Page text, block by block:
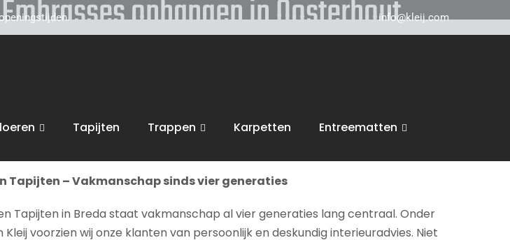
info@kleij.com
Tapijten Trappen Karpetten Entreematten
ophangen in Oosterhout
of tapijten, tot zonwering, trappen en vloeren. Wij voeren dan ook
Tapijten – Vakmanschap sinds vier generaties
Tapijten in Breda staat vakmanschap al vier generaties lang centraal. Onder
Kleij voorzien wij onze klanten van persoonlijk en deskundig interieuradvies. Niet